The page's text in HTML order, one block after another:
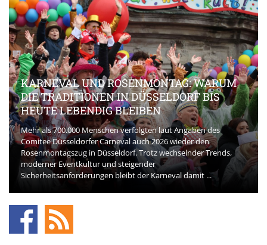
KARNEVAL UND ROSENMONTAG: WARUM
DIE TRADITIONEN IN DÜSSELDORF BIS
HEUTE LEBENDIG BLEIBEN
Mehr als 700.000 Menschen verfolgten laut Angaben des
Comitee Düsseldorfer Carneval auch 2026 wieder den
Rosenmontagszug in Düsseldorf. Trotz wechselnder Trends,
moderner Eventkultur und steigender
Sicherheitsanforderungen bleibt der Karneval damit ...